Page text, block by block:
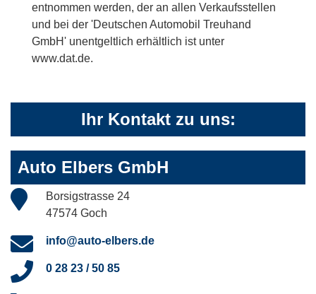
entnommen werden, der an allen Verkaufsstellen
und bei der 'Deutschen Automobil Treuhand
GmbH' unentgeltlich erhältlich ist unter
www.dat.de.
Ihr Kontakt zu uns:
Auto Elbers GmbH
Borsigstrasse 24
47574 Goch
info@auto-elbers.de
0 28 23 / 50 85